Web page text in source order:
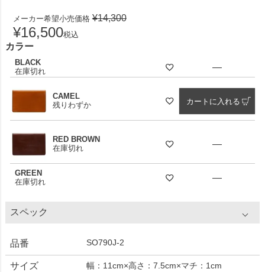
メーカー希望小売価格 ¥14,300
¥16,500税込
カラー
BLACK
在庫切れ
—
CAMEL
残りわずか
カートに入れる
RED BROWN
在庫切れ
—
GREEN
在庫切れ
—
スペック
品番 SO790J-2
サイズ 幅：11cm×高さ：7.5cm×マチ：1cm